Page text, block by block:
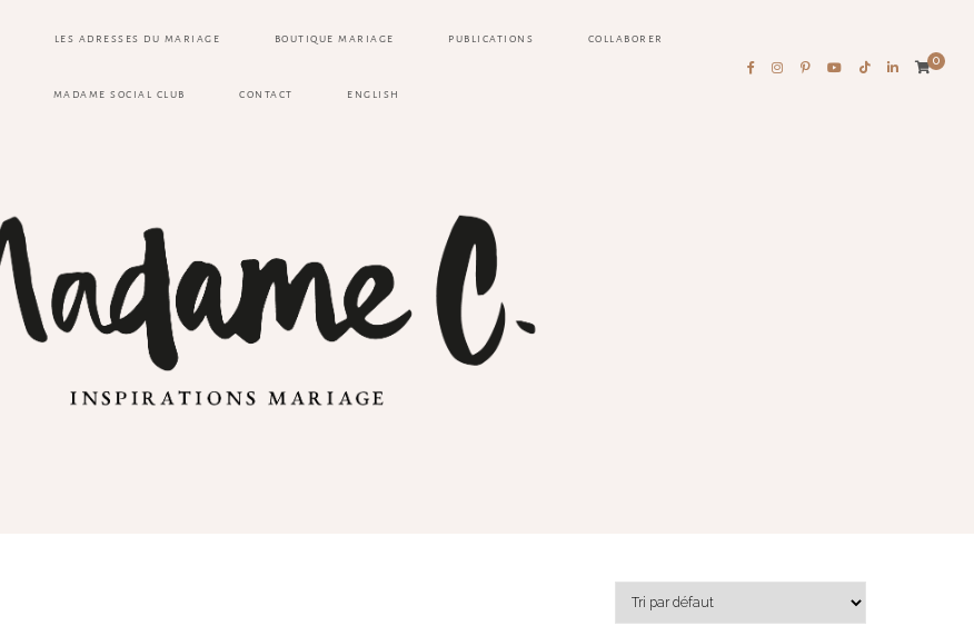
LES ADRESSES DU MARIAGE BOUTIQUE MARIAGE PUBLICATIONS COLLABORER
MADAME SOCIAL CLUB CONTACT ENGLISH
0